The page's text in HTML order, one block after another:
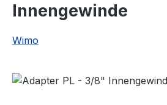
Innengewinde
Wimo
Bildergalerie überspringen